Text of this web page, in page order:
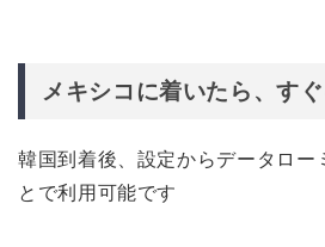
メキシコに着いたら、す
韓国到着後、設定からデータロー
とで利用可能です